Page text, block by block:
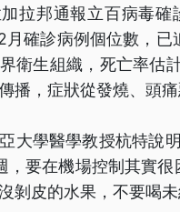
拉邦通報立百病毒
月確診病例個位數，
衛生組織，死亡率估
播，症狀從發燒、頭痛
大學醫學教授杭特說
，要在機場控制其實
剝皮的水果，不要喝